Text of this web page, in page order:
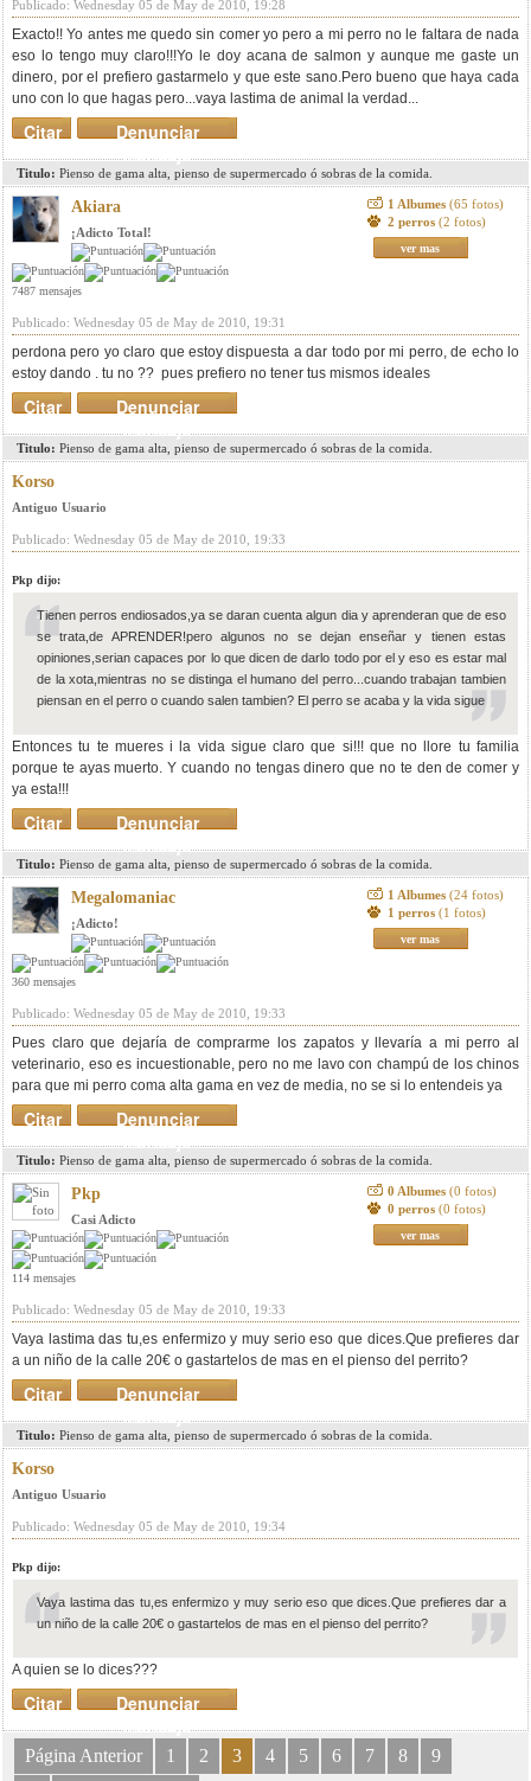
Publicado: Wednesday 05 de May de 2010, 19:28
Exacto!! Yo antes me quedo sin comer yo pero a mi perro no le faltara de nada
eso lo tengo muy claro!!!Yo le doy acana de salmon y aunque me gaste un
dinero, por el prefiero gastarmelo y que este sano.Pero bueno que haya cada
uno con lo que hagas pero...vaya lastima de animal la verdad...
Denunciar
mensaje
Citar
Titulo: Pienso de gama alta, pienso de supermercado ó sobras de la comida.
Akiara
¡Adicto Total!
7487 mensajes
1 Albumes (65 fotos)
2 perros (2 fotos)
ver mas
Publicado: Wednesday 05 de May de 2010, 19:31
perdona pero yo claro que estoy dispuesta a dar todo por mi perro, de echo lo
estoy dando . tu no ?? pues prefiero no tener tus mismos ideales
Denunciar
mensaje
Citar
Titulo: Pienso de gama alta, pienso de supermercado ó sobras de la comida.
Korso
Antiguo Usuario
Publicado: Wednesday 05 de May de 2010, 19:33
Pkp dijo:
Tienen perros endiosados,ya se daran cuenta algun dia y aprenderan que de eso
se trata,de APRENDER!pero algunos no se dejan enseñar y tienen estas
opiniones,serian capaces por lo que dicen de darlo todo por el y eso es estar mal
de la xota,mientras no se distinga el humano del perro...cuando trabajan tambien
piensan en el perro o cuando salen tambien? El perro se acaba y la vida sigue
Entonces tu te mueres i la vida sigue claro que si!!! que no llore tu familia
porque te ayas muerto. Y cuando no tengas dinero que no te den de comer y
ya esta!!!
Denunciar
mensaje
Citar
Titulo: Pienso de gama alta, pienso de supermercado ó sobras de la comida.
Megalomaniac
¡Adicto!
360 mensajes
1 Albumes (24 fotos)
1 perros (1 fotos)
ver mas
Publicado: Wednesday 05 de May de 2010, 19:33
Pues claro que dejaría de comprarme los zapatos y llevaría a mi perro al
veterinario, eso es incuestionable, pero no me lavo con champú de los chinos
para que mi perro coma alta gama en vez de media, no se si lo entendeis ya
Denunciar
mensaje
Citar
Titulo: Pienso de gama alta, pienso de supermercado ó sobras de la comida.
Pkp
Casi Adicto
114 mensajes
0 Albumes (0 fotos)
0 perros (0 fotos)
ver mas
Publicado: Wednesday 05 de May de 2010, 19:33
Vaya lastima das tu,es enfermizo y muy serio eso que dices.Que prefieres dar
a un niño de la calle 20€ o gastartelos de mas en el pienso del perrito?
Denunciar
mensaje
Citar
Titulo: Pienso de gama alta, pienso de supermercado ó sobras de la comida.
Korso
Antiguo Usuario
Publicado: Wednesday 05 de May de 2010, 19:34
Pkp dijo:
Vaya lastima das tu,es enfermizo y muy serio eso que dices.Que prefieres dar a
un niño de la calle 20€ o gastartelos de mas en el pienso del perrito?
A quien se lo dices???
Denunciar
mensaje
Citar
Página Anterior 1 2 3 4 5 6 7 8
9